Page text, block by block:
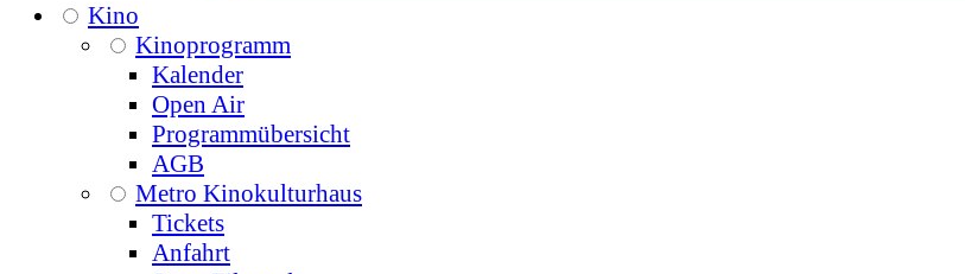
Kino
Kinoprogramm
Kalender
Open Air
Programmübersicht
AGB
Metro Kinokulturhaus
Tickets
Anfahrt